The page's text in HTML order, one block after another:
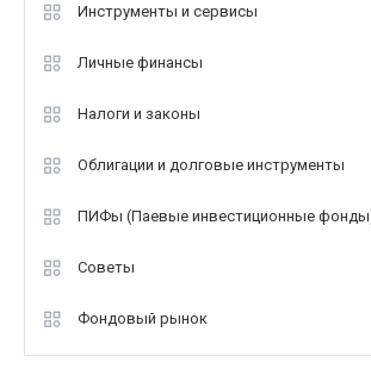
Инструменты и сервисы
Личные финансы
Налоги и законы
Облигации и долговые инструменты
ПИФы (Паевые инвестиционные
Советы
Фондовый рынок